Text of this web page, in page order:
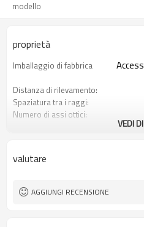
modello
proprietà
Imballaggio di fabbrica
Distanza di rilevamento:
Spaziatura tra i raggi:
Numero di assi ottici:
Spina di interfaccia
Certificazione:
VEDI
valutare
AGGIUNGI RECENSIONE